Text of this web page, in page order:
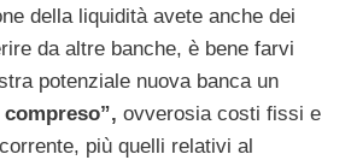
della liquidità avete anche dei
da altre banche, è bene farvi
potenziale nuova banca un
ovverosia costi fissi e
più quelli relativi al